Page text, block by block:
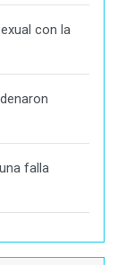
con la
falla